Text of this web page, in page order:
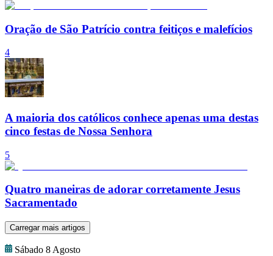
Oração de São Patrício contra feitiços e malefícios
4
A maioria dos católicos conhece apenas uma destas
cinco festas de Nossa Senhora
5
Quatro maneiras de adorar corretamente Jesus
Sacramentado
Carregar mais artigos
Sábado 8 Agosto